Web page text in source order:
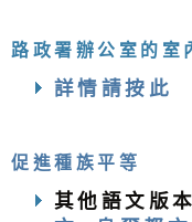
路政署辦公室的室
詳情請按此
促進種族平等
其他語文版本